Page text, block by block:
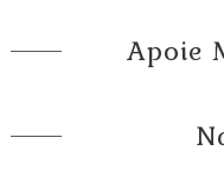
Apoie